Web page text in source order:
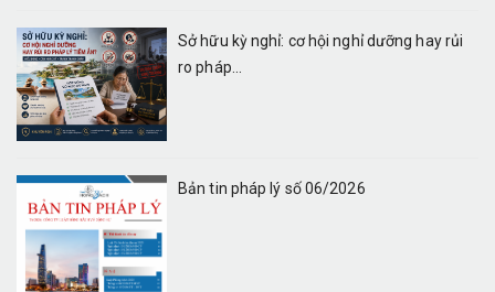
Sở hữu kỳ nghỉ: cơ hội nghỉ dưỡng hay rủi
ro pháp...
Bản tin pháp lý số 06/2026